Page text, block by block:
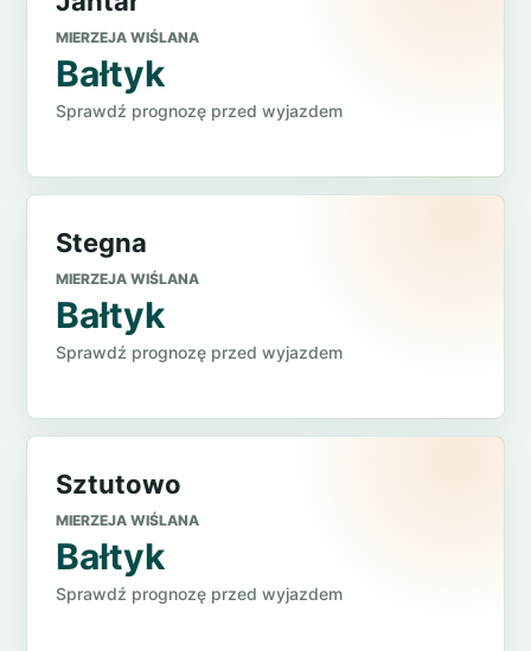
MIERZEJA WIŚLANA
Bałtyk
Sprawdź prognozę przed wyjazdem
Stegna
MIERZEJA WIŚLANA
Bałtyk
Sprawdź prognozę przed wyjazdem
Sztutowo
MIERZEJA WIŚLANA
Bałtyk
Sprawdź prognozę przed wyjazdem